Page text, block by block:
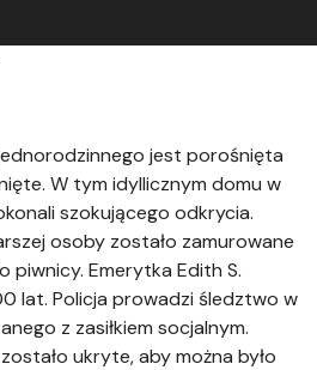
jest porośnięta
W tym idyllicznym domu w
szokującego odkrycia.
osoby zostało zamurowane
piwnicy. Emerytka Edith S.
lat. Policja prowadzi śledztwo w
z zasiłkiem socjalnym.
ukryte, aby można było